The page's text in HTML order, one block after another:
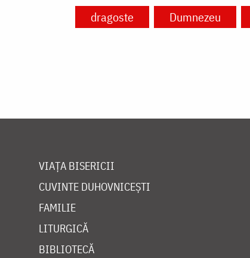
dragoste Dumnezeu
VIAȚA BISERICII
CUVINTE DUHOVNICEȘTI
FAMILIE
LITURGICĂ
BIBLIOTECĂ